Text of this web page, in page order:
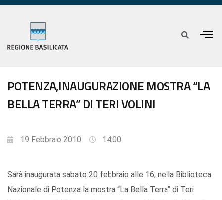
POTENZA,INAUGURAZIONE MOSTRA “LA
BELLA TERRA” DI TERI VOLINI
19 Febbraio 2010 14:00
Sarà inaugurata sabato 20 febbraio alle 16, nella Biblioteca
Nazionale di Potenza la mostra “La Bella Terra” di Teri